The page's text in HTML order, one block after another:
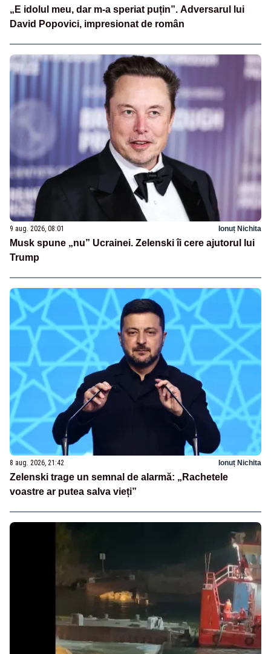
„E idolul meu, dar m-a speriat puțin”. Adversarul lui
David Popovici, impresionat de român
9 aug. 2026, 08:01 Ionuț Nichita
Musk spune „nu” Ucrainei. Zelenski îi cere ajutorul lui
Trump
8 aug. 2026, 21:42 Ionuț Nichita
Zelenski trage un semnal de alarmă: „Rachetele
voastre ar putea salva vieți”